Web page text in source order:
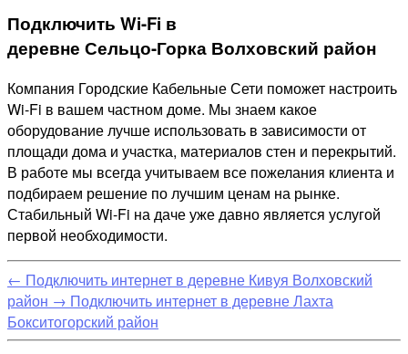
Подключить Wi-Fi в
деревне Сельцо-Горка Волховский район
Компания Городские Кабельные Сети поможет настроить
Wi-Fi в вашем частном доме. Мы знаем какое
оборудование лучше использовать в зависимости от
площади дома и участка, материалов стен и перекрытий.
В работе мы всегда учитываем все пожелания клиента и
подбираем решение по лучшим ценам на рынке.
Стабильный Wi-Fi на даче уже давно является услугой
первой необходимости.
← Подключить интернет в деревне Кивуя Волховский
район → Подключить интернет в деревне Лахта
Бокситогорский район